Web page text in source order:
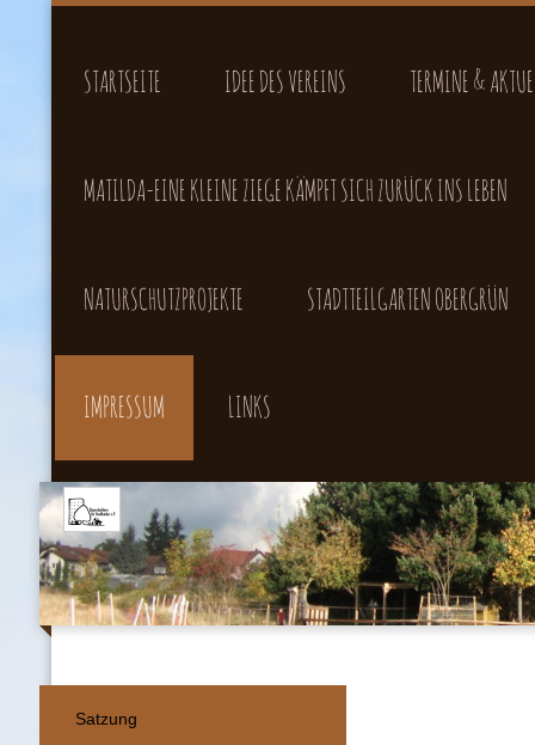
STARTSEITE IDEE DES VEREINS TERMINE &
MATILDA-EINE KLEINE ZIEGE KÄMPFT SICH ZURÜCK INS LEBEN
NATURSCHUTZPROJEKTE STADTTEILGARTEN OBERGRÜN
IMPRESSUM LINKS
Satzung